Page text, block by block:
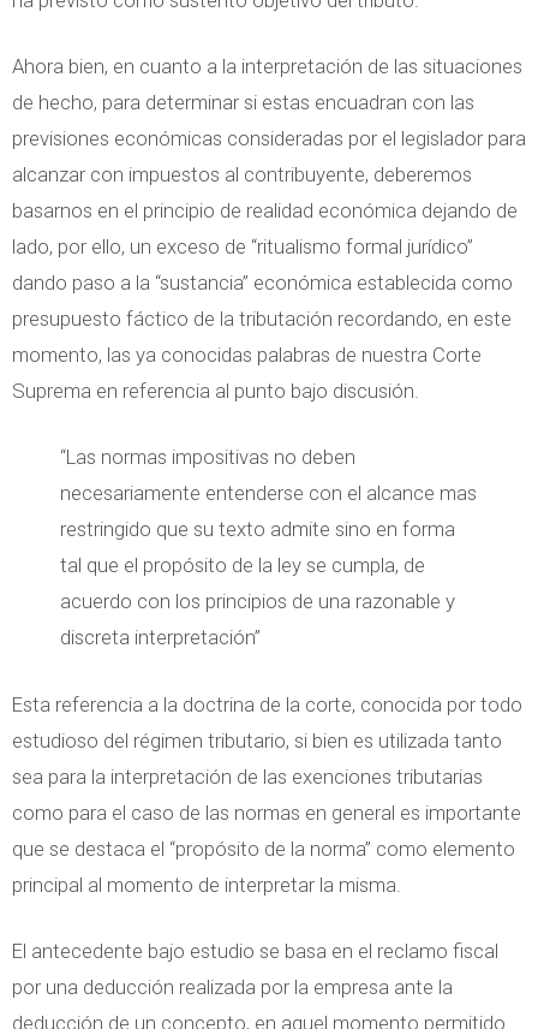
Ahora bien, en cuanto a la interpretación de las situaciones
de hecho, para determinar si estas encuadran con las
previsiones económicas consideradas por el legislador para
alcanzar con impuestos al contribuyente, deberemos
basarnos en el principio de realidad económica dejando de
lado, por ello, un exceso de “ritualismo formal jurídico”
dando paso a la “sustancia” económica establecida como
presupuesto fáctico de la tributación recordando, en este
momento, las ya conocidas palabras de nuestra Corte
Suprema en referencia al punto bajo discusión.
“Las normas impositivas no deben
necesariamente entenderse con el alcance mas
restringido que su texto admite sino en forma
tal que el propósito de la ley se cumpla, de
acuerdo con los principios de una razonable y
discreta interpretación”
Esta referencia a la doctrina de la corte, conocida por todo
estudioso del régimen tributario, si bien es utilizada tanto
sea para la interpretación de las exenciones tributarias
como para el caso de las normas en general es importante
que se destaca el “propósito de la norma” como elemento
principal al momento de interpretar la misma.
El antecedente bajo estudio se basa en el reclamo fiscal
por una deducción realizada por la empresa ante la
deducción de un concepto, en aquel momento permitido